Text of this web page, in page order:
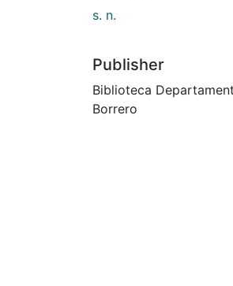
s. n.
Publisher
Biblioteca
Borrero